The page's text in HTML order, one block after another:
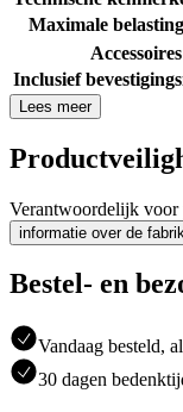
Maximale belasting
Accessoires
Inclusief
Lees meer
Verantwoordelijk
informatie over de
Bestel- en
Vandaag besteld,
30 dagen